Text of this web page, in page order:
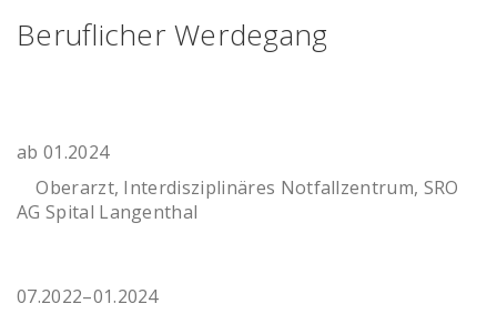
Beruflicher Werdegang
ab 01.2024
Oberarzt, Interdisziplinäres Notfallzentrum, SRO
AG Spital Langenthal
07.2022–01.2024